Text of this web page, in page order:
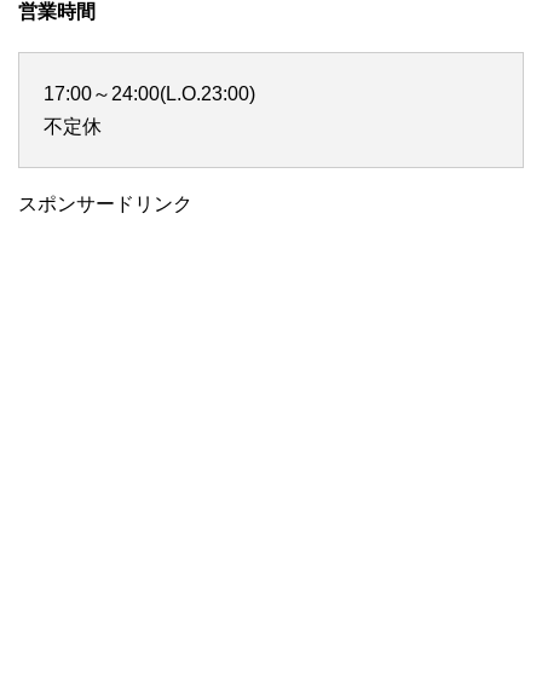
営業時間
17:00～24:00(L.O.23:00)
不定休
スポンサードリンク